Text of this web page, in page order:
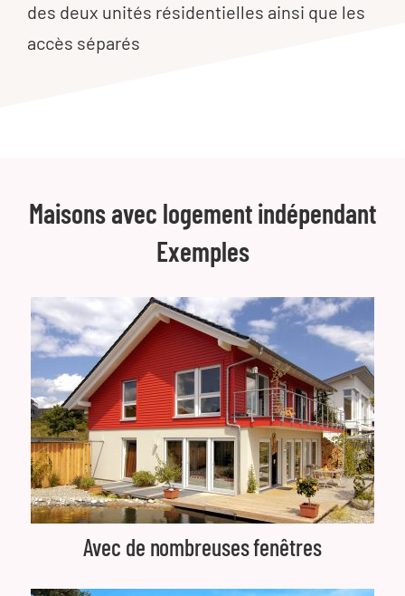
des deux unités résidentielles ainsi que les
accès séparés
Maisons avec logement indépendant
Exemples
Avec de nombreuses fenêtres